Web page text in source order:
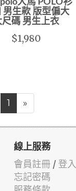
大馬 POLO衫
男生款 版型偏大
尺碼 男生上衣
$1,980
1 »
線上服務
會員註冊 / 登入
忘記密碼